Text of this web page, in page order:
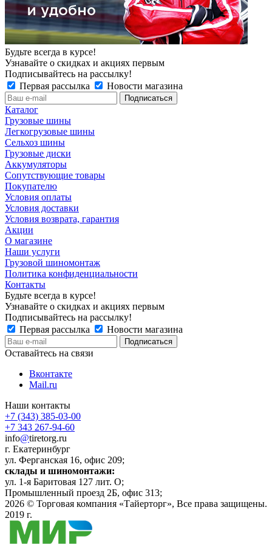
Будьте всегда в курсе!
Узнавайте о скидках и акциях первым
Подписывайтесь на рассылку!
Первая рассылка
Новости магазина
Каталог
Грузовые шины
Легкогрузовые шины
Сельхоз шины
Грузовые диски
Аккумуляторы
Сопутствующие товары
Покупателю
Условия оплаты
Условия доставки
Условия возврата, гарантия
Акции
О магазине
Наши услуги
Грузовой шиномонтаж
Политика конфиденциальности
Контакты
Будьте всегда в курсе!
Узнавайте о скидках и акциях первым
Подписывайтесь на рассылку!
Первая рассылка
Новости магазина
Оставайтесь на связи
Вконтакте
Mail.ru
Наши контакты
+7 (343) 385-03-00
+7 343 267-94-60
info@tiretorg.ru
г. Екатеринбург
ул. Ферганская 16, офис 209;
склады и шиномонтажи:
ул. 1-я Баритовая 127 лит. О;
Промышленный проезд 2Б, офис 313;
2026 © Торговая компания «Тайерторг», Все права защищены.
2019 г.